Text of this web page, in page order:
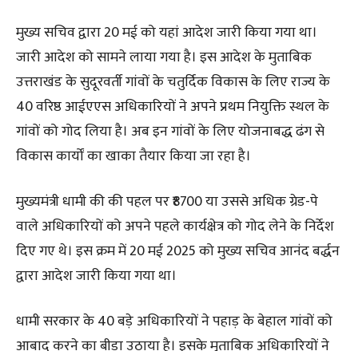
मुख्य सचिव द्वारा 20 मई को यहां आदेश जारी किया गया था।
जारी आदेश को सामने लाया गया है। इस आदेश के मुताबिक
उत्तराखंड के सुदूरवर्ती गांवों के चतुर्दिक विकास के लिए राज्य के
40 वरिष्ठ आईएएस अधिकारियों ने अपने प्रथम नियुक्ति स्थल के
गांवों को गोद लिया है। अब इन गांवों के लिए योजनाबद्ध ढंग से
विकास कार्यों का खाका तैयार किया जा रहा है।
मुख्यमंत्री धामी की की पहल पर ₹8700 या उससे अधिक ग्रेड-पे
वाले अधिकारियों को अपने पहले कार्यक्षेत्र को गोद लेने के निर्देश
दिए गए थे। इस क्रम में 20 मई 2025 को मुख्य सचिव आनंद बर्द्धन
द्वारा आदेश जारी किया गया था।
धामी सरकार के 40 बड़े अधिकारियों ने पहाड़ के बेहाल गांवों को
आबाद करने का बीड़ा उठाया है। इसके मुताबिक अधिकारियों ने